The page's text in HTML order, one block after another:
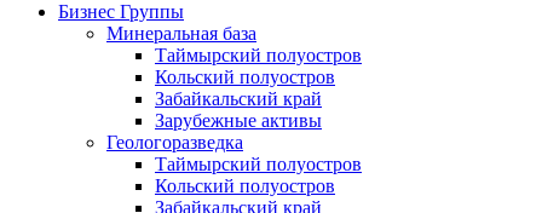
Бизнес Группы
Минеральная база
Таймырский полуостров
Кольский полуостров
Забайкальский край
Зарубежные активы
Геологоразведка
Таймырский полуостров
Кольский полуостров
Забайкальский край